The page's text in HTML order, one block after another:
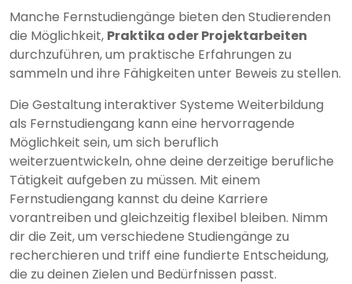
Manche Fernstudiengänge bieten den Studierenden
die Möglichkeit, Praktika oder Projektarbeiten
durchzuführen, um praktische Erfahrungen zu
sammeln und ihre Fähigkeiten unter Beweis zu stellen.
Die Gestaltung interaktiver Systeme Weiterbildung
als Fernstudiengang kann eine hervorragende
Möglichkeit sein, um sich beruflich
weiterzuentwickeln, ohne deine derzeitige berufliche
Tätigkeit aufgeben zu müssen. Mit einem
Fernstudiengang kannst du deine Karriere
vorantreiben und gleichzeitig flexibel bleiben. Nimm
dir die Zeit, um verschiedene Studiengänge zu
recherchieren und triff eine fundierte Entscheidung,
die zu deinen Zielen und Bedürfnissen passt.